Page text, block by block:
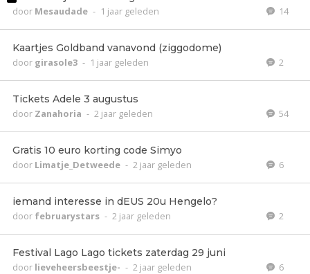
door Mesaudade - 1 jaar geleden 14
Kaartjes Goldband vanavond (ziggodome)
door girasole3 - 1 jaar geleden 2
Tickets Adele 3 augustus
door Zanahoria - 2 jaar geleden 54
Gratis 10 euro korting code Simyo
door Limatje_Detweede - 2 jaar geleden 6
iemand interesse in dEUS 20u Hengelo?
door februarystars - 2 jaar geleden 2
Festival Lago Lago tickets zaterdag 29 juni
door lieveheersbeestje- - 2 jaar geleden 6